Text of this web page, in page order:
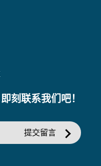
即刻联系我们吧！
提交留言